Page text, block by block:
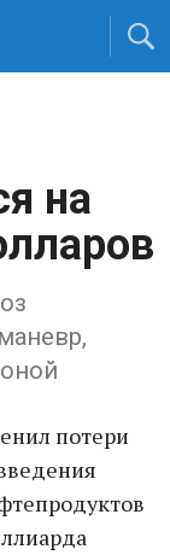
на
потери